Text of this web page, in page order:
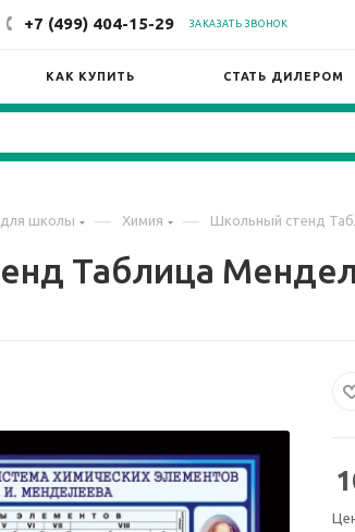
+7 (499) 404-15-29 ЗАКАЗАТЬ ЗВОНОК
КАК КУПИТЬ СТАТЬ ДИЛЕРОМ
школы — Химия — Школьный стенд
Таблица